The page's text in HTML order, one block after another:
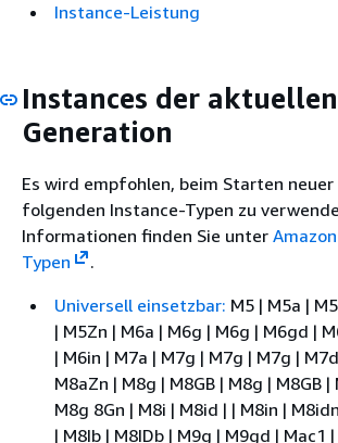
Instance-Leistung
Instances der aktuellen
Generation
Es wird empfohlen, beim Starten
folgenden Instance-Typen zu
Informationen finden Sie unter
Typen
.
Universell einsetzbar: M5 | M5a |
| M5Zn | M6a | M6g | M6g | M6gd |
| M6in | M7a | M7g | M7g | M7g |
M8aZn | M8g | M8GB | M8g | M8GB |
M8g 8Gn | M8i | M8id | | M8in |
| M8Ib | M8IDb | M9g | M9gd | Mac1 |